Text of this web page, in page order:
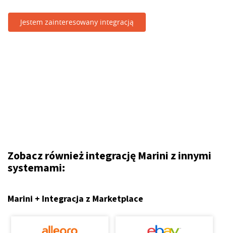
Jestem zainteresowany integracją
Zobacz również integrację Marini z innymi
systemami:
Marini + Integracja z Marketplace